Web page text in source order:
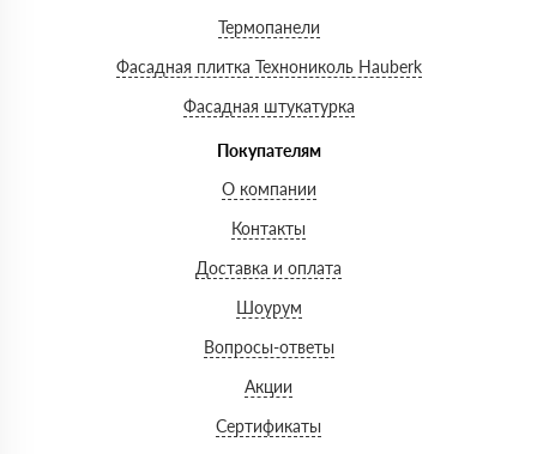
Термопанели
Фасадная плитка Технониколь Hauberk
Фасадная штукатурка
Покупателям
О компании
Контакты
Доставка и оплата
Шоурум
Вопросы-ответы
Акции
Сертификаты